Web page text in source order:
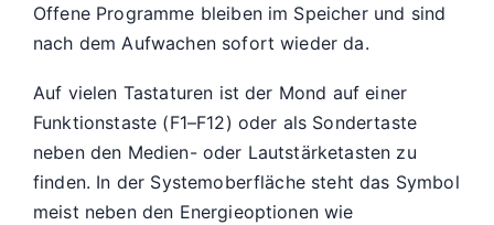
Offene Programme bleiben im Speicher und sind
nach dem Aufwachen sofort wieder da.
Auf vielen Tastaturen ist der Mond auf einer
Funktionstaste (F1–F12) oder als Sondertaste
neben den Medien- oder Lautstärketasten zu
finden. In der Systemoberfläche steht das Symbol
meist neben den Energieoptionen wie